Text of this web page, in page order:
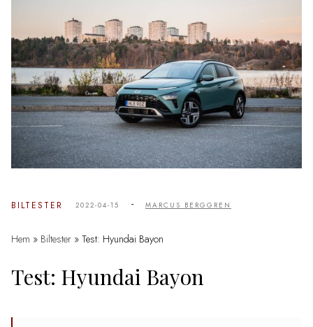
BILTESTER 2022-04-15 - MARCUS BERGGREN
Hem » Biltester » Test: Hyundai Bayon
Test: Hyundai Bayon